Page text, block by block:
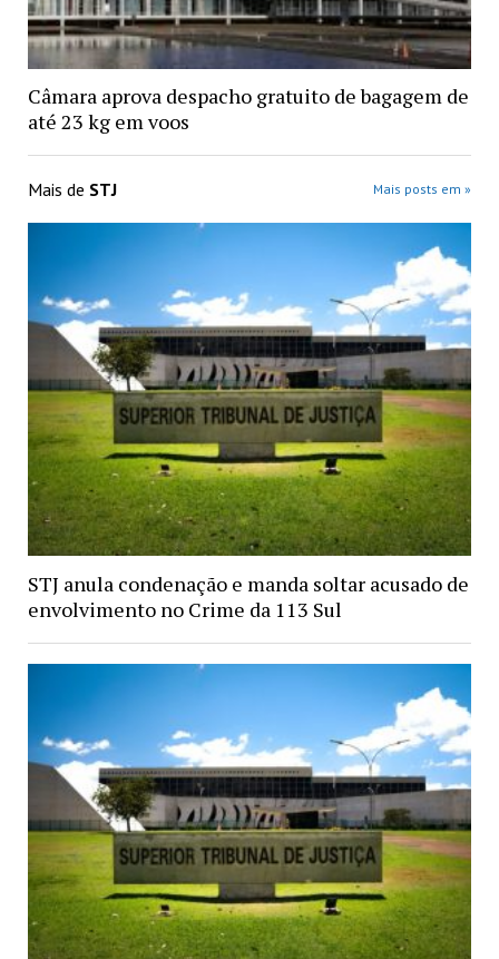
Câmara aprova despacho gratuito de bagagem de
até 23 kg em voos
Mais de STJ Mais posts em »
STJ anula condenação e manda soltar acusado de
envolvimento no Crime da 113 Sul